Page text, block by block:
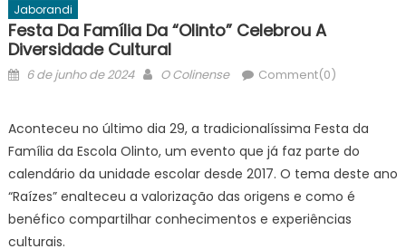
Jaborandi
Festa Da Família Da “Olinto” Celebrou A
Diversidade Cultural
Posted
6 de junho de 2024 Author
O Colinense Comment(0)
Aconteceu no último dia 29, a tradicionalíssima Festa da
Família da Escola Olinto, um evento que já faz parte do
calendário da unidade escolar desde 2017. O tema deste ano
“Raízes” enalteceu a valorização das origens e como é
benéfico compartilhar conhecimentos e experiências
culturais.